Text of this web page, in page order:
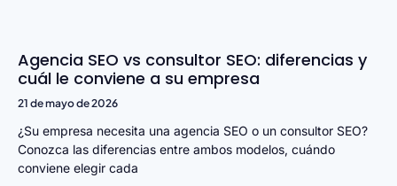
Agencia SEO vs consultor SEO: diferencias y
cuál le conviene a su empresa
21 de mayo de 2026
¿Su empresa necesita una agencia SEO o un consultor SEO?
Conozca las diferencias entre ambos modelos, cuándo
conviene elegir cada